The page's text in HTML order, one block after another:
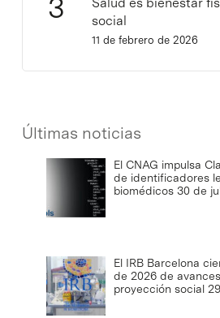
Salud es bienestar
social
11 de febrero de 2026
Últimas noticias
El CNAG impulsa
de identificadores
biomédicos 30 de
El IRB Barcelona
de 2026 de
proyección social